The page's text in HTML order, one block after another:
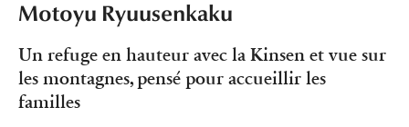
Motoyu Ryuusenkaku
Un refuge en hauteur avec la Kinsen et vue sur
les montagnes, pensé pour accueillir les
familles